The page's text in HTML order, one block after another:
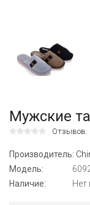
Мужские
Отзывов:
Производитель:
Модель:
Наличие:
Нет